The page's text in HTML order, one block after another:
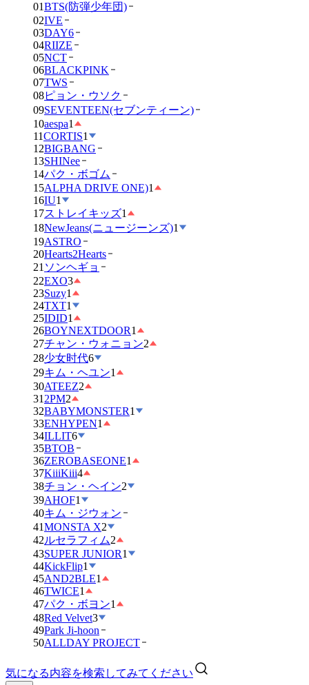
01BTS(防弾少年団)
02IVE
03DAY6
04RIIZE
05NCT
06BLACKPINK
07TWS
08ピョン・ウソク
09SEVENTEEN(セブンティーン)
10aespa1
11CORTIS1
12BIGBANG
13SHINee
14パク・ボゴム
15ALPHA DRIVE ONE)1
16IU1
17ストレイキッズ1
18NewJeans(ニュージーンズ)1
19ASTRO
20Hearts2Hearts
21 ソンヘギョ
22EXO3
23Suzy1
24TXT1
25IDID1
26BOYNEXTDOOR1
27チャン・ウォニョン2
28少女时代6
29キム・ヘユン1
30ATEEZ2
31 2PM2
32BABYMONSTER1
33ENHYPEN1
34ILLIT6
35BTOB
36ZEROBASEONE1
37KiiiKiii4
38チョン・ヘイン2
39AHOF1
40キム・ジウォン
41MONSTA X2
42ルセラフィム2
43SUPER JUNIOR1
44KickFlip1
45AND2BLE1
46TWICE1
47パク・ボヨン1
48Red Velvet3
49Park Ji-hoon
50ALLDAY PROJECT
気になる内容を検索してみてください